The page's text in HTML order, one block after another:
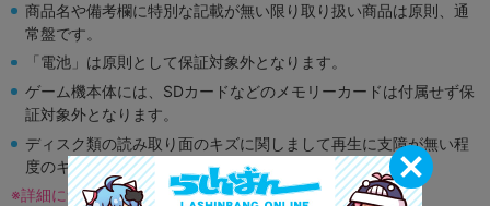
商品名や備考欄に特別な記載が無い限り取り扱い商品は原則、通
常盤です。
「電池」は原則として保証対象外となります。
ゲーム機本体には、SDカードなどのメモリーカードは付属せず保
証対象外となります。
ディスク類の読み取り面のキズに関しまして再生に支障が無い程
度のキズがある場合がございます。
※詳細につきましてはコチラ